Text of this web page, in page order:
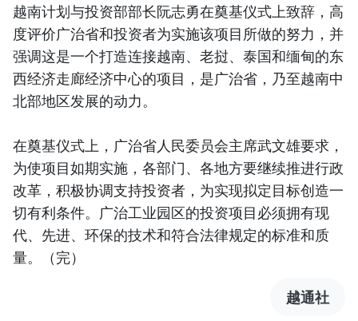
越南计划与投资部部长阮志勇在奠基仪式上致辞，高
度评价广治省和投资者为实施该项目所做的努力，并
强调这是一个打造连接越南、老挝、泰国和缅甸的东
西经济走廊经济中心的项目，是广治省，乃至越南中
北部地区发展的动力。
在奠基仪式上，广治省人民委员会主席武文雄要求，
为使项目如期实施，各部门、各地方要继续推进行政
改革，积极协调支持投资者，为实现拟定目标创造一
切有利条件。广治工业园区的投资项目必须拥有现
代、先进、环保的技术和符合法律规定的标准和质
量。（完）
越通社